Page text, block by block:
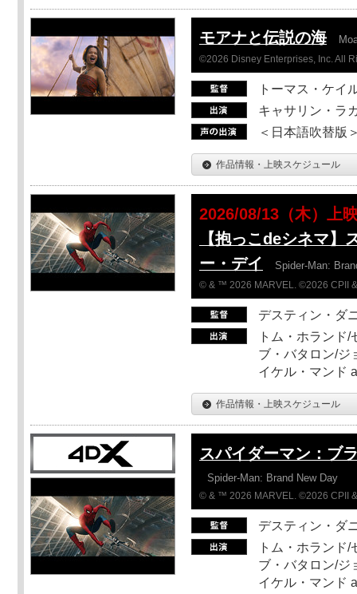
モアナと伝説の海
©2026 Disney Enterprises, Inc. All
トーマス・ケイ
キャサリン・ラ
＜日本語吹替版
作品情報・上映スケジュール
2026/08/13（木）上
【抱っこdeシネマ】
ー・デイ
Spider-Man:
© & ™ 2026 MARVEL. ©2026 CPII
デスティン・ダ
トム・ホランド
ブ・バタロン/ジ
イケル・マンド
作品情報・上映スケジュール
スパイダーマン：ブ
Spider-Man: Brand New Day
© & ™ 2026 MARVEL. ©2026 CPII
デスティン・ダ
トム・ホランド
ブ・バタロン/ジ
イケル・マンド